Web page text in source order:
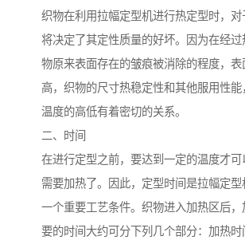
织物在利用拉幅定型机进行热定型时，
将决定了其定性质量的好坏。因为在经过
物原来表面存在的皱痕被消除的程度，
高，织物的尺寸热稳定性和其他服用性能
温度的高低有着密切的关系。
二、时间
在进行定型之前，要达到一定的温度才
需要加热了。因此，定型时间是拉幅定型
一个重要工艺条件。织物进入加热区后
要的时间大约可分下列几个部分：加热